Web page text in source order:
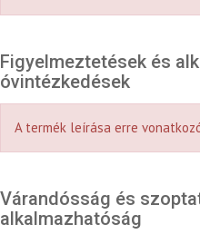
Figyelmeztetések és
óvintézkedések
A termék leírása erre
Várandósság és
alkalmazhatóság